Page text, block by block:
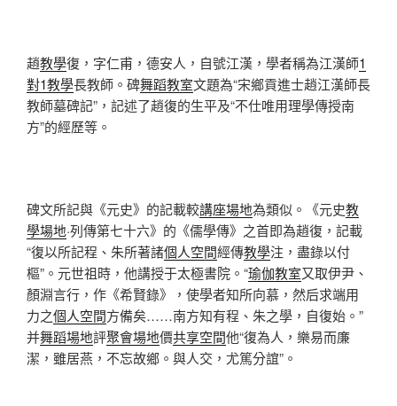
趙教學復，字仁甫，德安人，自號江漢，學者稱為江漢師1
對1教學長教師。碑舞蹈教室文題為“宋鄉貢進士趙江漢師長
教師墓碑記”，記述了趙復的生平及“不仕唯用理學傳授南
方”的經歷等。
碑文所記與《元史》的記載較講座場地為類似。《元史教
學場地·列傳第七十六》的《儒學傳》之首即為趙復，記載
“復以所記程、朱所著諸個人空間經傳教學注，盡錄以付
樞”。元世祖時，他講授于太極書院。“瑜伽教室又取伊尹、
顏淵言行，作《希賢錄》，使學者知所向慕，然后求端用
力之個人空間方備矣……南方知有程、朱之學，自復始。”
并舞蹈場地評聚會場地價共享空間他“復為人，樂易而廉
潔，雖居燕，不忘故鄉。與人交，尤篤分誼”。